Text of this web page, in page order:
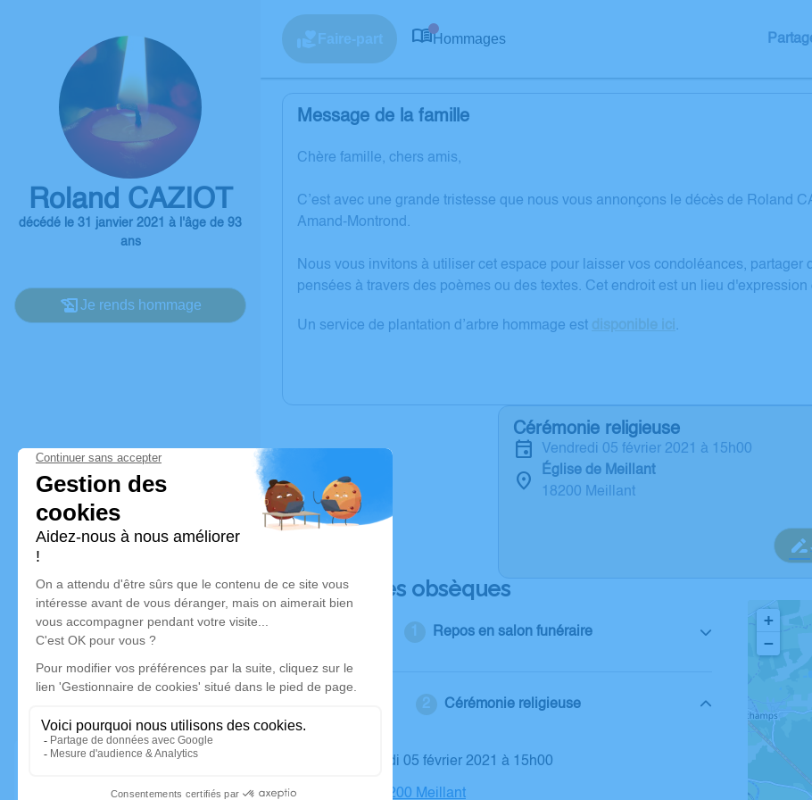
Roland CAZIOT
décédé le 31 janvier 2021 à l'âge de 93
ans
Je rends hommage
Faire-part Hommages
Message de la famille
Chère famille, chers amis,
C’est avec une grande tristesse que nous vous annonçons le décès de Roland
Amand-Montrond.
Nous vous invitons à utiliser cet espace pour laisser vos condoléances,
pensées à travers des poèmes ou des textes. Cet endroit est un lieu
Un service de plantation d’arbre hommage est disponible ici .
Cérémonie religieuse
vendredi 05 février 2021 à 15h00
Église de Meillant
18200 Meillant
Déroulé des obsèques
Repos en salon funéraire
Cérémonie religieuse
Le vendredi 05 février 2021 à 15h00
Église, 18200 Meillant
+
−